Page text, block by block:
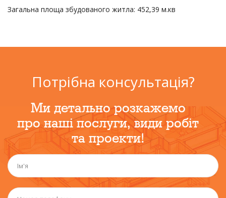
Загальна площа збудованого житла: 452,39 м.кв
Потрібна консультація?
Ми детально розкажемо
про наші послуги, види робіт
та проекти!